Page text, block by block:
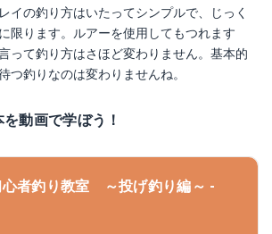
イの釣り方はいたってシンプルで、じっく
限ります。ルアーを使用してもつれます
って釣り方はさほど変わりません。基本的
つ釣りなのは変わりませんね。
動画で学ぼう！
者釣り教室 ～投げ釣り編～ -